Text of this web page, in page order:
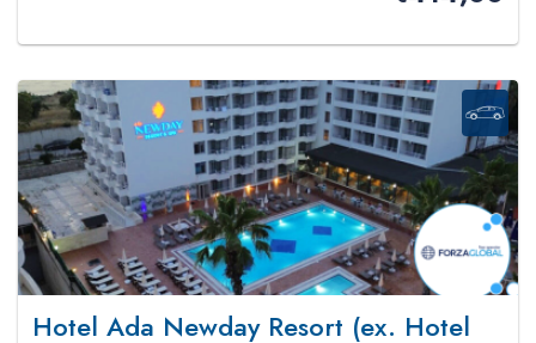
Hotel Ada Newday Resort (ex. Hotel